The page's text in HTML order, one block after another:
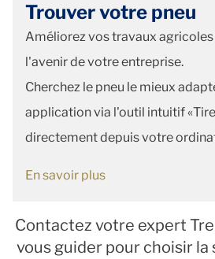
Trouver votre pneu
Améliorez vos travaux
l'avenir de votre entreprise.
Cherchez le pneu le mieux
application via l'outil intuitif
directement depuis votre
En savoir plus
Contactez votre expert
vous guider pour choisir